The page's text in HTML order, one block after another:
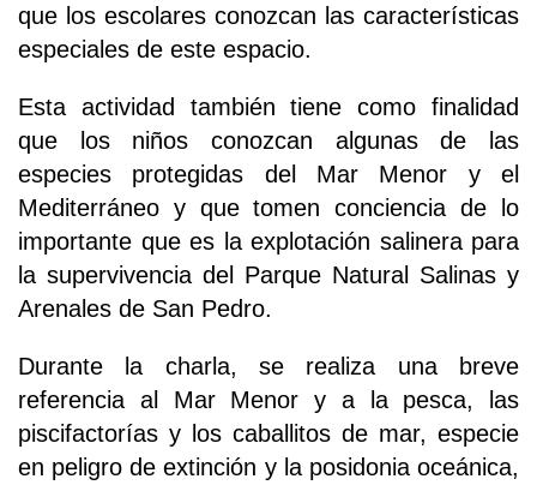
que los escolares conozcan las características
especiales de este espacio.
Esta actividad también tiene como finalidad
que los niños conozcan algunas de las
especies protegidas del Mar Menor y el
Mediterráneo y que tomen conciencia de lo
importante que es la explotación salinera para
la supervivencia del Parque Natural Salinas y
Arenales de San Pedro.
Durante la charla, se realiza una breve
referencia al Mar Menor y a la pesca, las
piscifactorías y los caballitos de mar, especie
en peligro de extinción y la posidonia oceánica,